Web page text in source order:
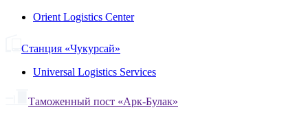
Orient Logistics Center
Станция «Чукурсай»
Universal Logistics Services
Таможенный пост «Арк-Булак»